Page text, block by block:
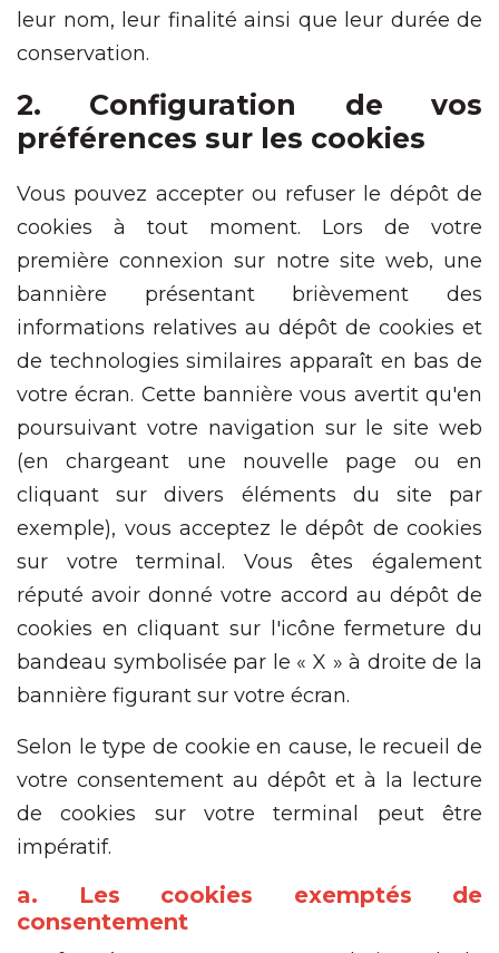
leur nom, leur finalité ainsi que leur durée de
conservation.
2. Configuration de vos
préférences sur les cookies
Vous pouvez accepter ou refuser le dépôt de
cookies à tout moment. Lors de votre
première connexion sur notre site web, une
bannière présentant brièvement des
informations relatives au dépôt de cookies et
de technologies similaires apparaît en bas de
votre écran. Cette bannière vous avertit qu'en
poursuivant votre navigation sur le site web
(en chargeant une nouvelle page ou en
cliquant sur divers éléments du site par
exemple), vous acceptez le dépôt de cookies
sur votre terminal. Vous êtes également
réputé avoir donné votre accord au dépôt de
cookies en cliquant sur l'icône fermeture du
bandeau symbolisée par le « X » à droite de la
bannière figurant sur votre écran.
Selon le type de cookie en cause, le recueil de
votre consentement au dépôt et à la lecture
de cookies sur votre terminal peut être
impératif.
a. Les cookies exemptés de
consentement